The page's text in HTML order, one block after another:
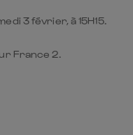
3 février, à 15H15.
France 2.